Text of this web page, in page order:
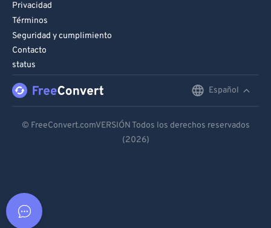
Privacidad
Términos
Seguridad y cumplimiento
Contacto
status
Español
Español
© FreeConvert.comVERSIÓN Todos los derechos reservados
(2026)